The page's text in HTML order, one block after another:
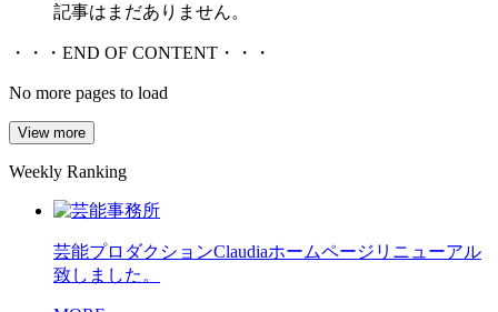
記事はまだありません。
・・・END OF CONTENT・・・
No more pages to load
View more
Weekly Ranking
芸能プロダクションClaudiaホームページリニューアル
致しました。